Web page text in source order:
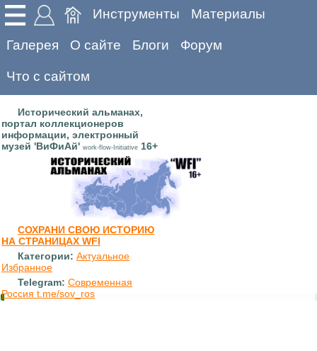
Инструменты Материалы
Галерея О сайте Блоги Форум
Что с сайтом
Исторический альманах,
портал коллекционеров
информации, электронный
музей 'ВиФиАй' work-flow-Initiative 16+
СОХРАНИ СВОЮ ИСТОРИЮ
НА СТРАНИЦАХ WFI
Категории: Актуальное
Избранное
Telegram: Современная
Россия t.me/sov_ros